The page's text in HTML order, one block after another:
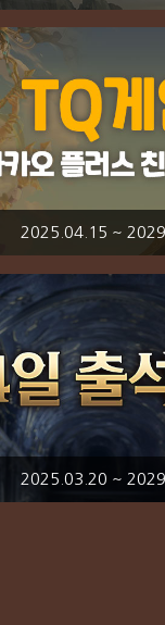
2025.04.15 ~
2025.03.20 ~